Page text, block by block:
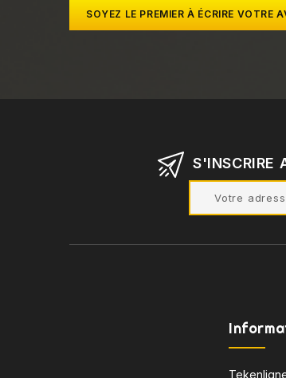
SOYEZ LE PREMIER À ÉCRIRE VOTRE
S'INSCRIRE